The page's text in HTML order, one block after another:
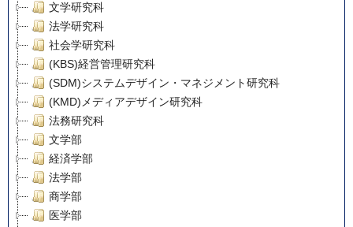
文学研究科
法学研究科
社会学研究科
(KBS)経営管理研究科
(SDM)システムデザイン・マネジメント研究科
(KMD)メディアデザイン研究科
法務研究科
文学部
経済学部
法学部
商学部
医学部